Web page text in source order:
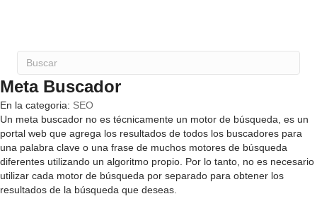
Meta Buscador
En la categoria: SEO
Un meta buscador no es técnicamente un motor de búsqueda, es un
portal web que agrega los resultados de todos los buscadores para
una palabra clave o una frase de muchos motores de búsqueda
diferentes utilizando un algoritmo propio. Por lo tanto, no es necesario
utilizar cada motor de búsqueda por separado para obtener los
resultados de la búsqueda que deseas.